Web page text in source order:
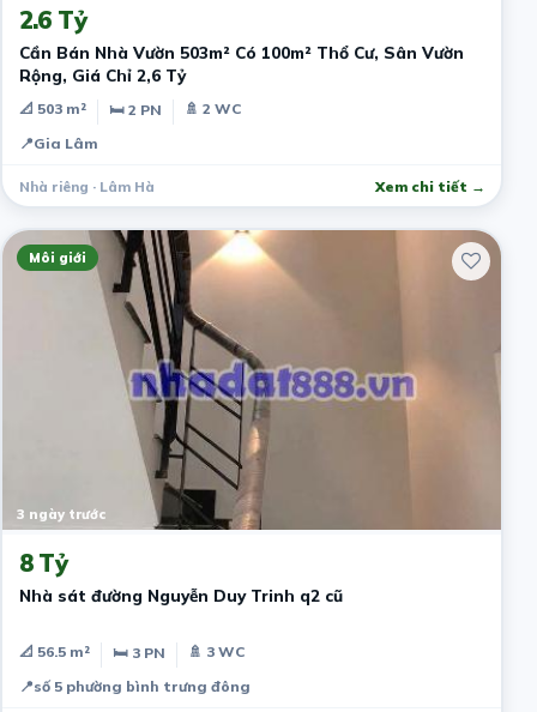
2.6 Tỷ
Cần Bán Nhà Vườn 503m² Có 100m² Thổ Cư, Sân Vườn
Rộng, Giá Chỉ 2,6 Tỷ
📐 503 m² 🛏 2 PN
🚿 2 WC
📍Gia Lâm
Nhà riêng · Lâm Hà Xem chi tiết →
Môi giới
3 ngày trước
8 Tỷ
Nhà sát đường Nguyễn Duy Trinh q2 cũ
📐 56.5 m² 🛏 3 PN
🚿 3 WC
📍số 5 phường bình trưng đông